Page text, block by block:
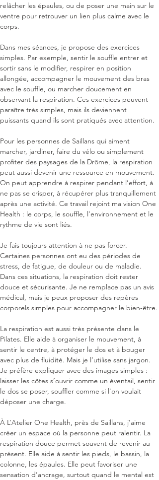
relâcher les épaules, ou de poser une main sur le
ventre pour retrouver un lien plus calme avec le
corps.
Dans mes séances, je propose des exercices
simples. Par exemple, sentir le souffle entrer et
sortir sans le modifier, respirer en position
allongée, accompagner le mouvement des bras
avec le souffle, ou marcher doucement en
observant la respiration. Ces exercices peuvent
paraître très simples, mais ils deviennent
puissants quand ils sont pratiqués avec attention.
Pour les personnes de Saillans qui aiment
marcher, jardiner, faire du vélo ou simplement
profiter des paysages de la Drôme, la respiration
peut aussi devenir une ressource en mouvement.
On peut apprendre à respirer pendant l’effort, à
ne pas se crisper, à récupérer plus tranquillement
après une activité. Ce travail rejoint ma vision One
Health : le corps, le souffle, l’environnement et le
rythme de vie sont liés.
Je fais toujours attention à ne pas forcer.
Certaines personnes ont eu des périodes de
stress, de fatigue, de douleur ou de maladie.
Dans ces situations, la respiration doit rester
douce et sécurisante. Je ne remplace pas un avis
médical, mais je peux proposer des repères
corporels simples pour accompagner le bien-être.
La respiration est aussi très présente dans le
Pilates. Elle aide à organiser le mouvement, à
sentir le centre, à protéger le dos et à bouger
avec plus de fluidité. Mais je l’utilise sans jargon.
Je préfère expliquer avec des images simples :
laisser les côtes s’ouvrir comme un éventail, sentir
le dos se poser, souffler comme si l’on voulait
déposer une charge.
À L’Atelier One Health, près de Saillans, j’aime
créer un espace où la personne peut ralentir. La
respiration douce permet souvent de revenir au
présent. Elle aide à sentir les pieds, le bassin, la
colonne, les épaules. Elle peut favoriser une
sensation d’ancrage, surtout quand le mental est